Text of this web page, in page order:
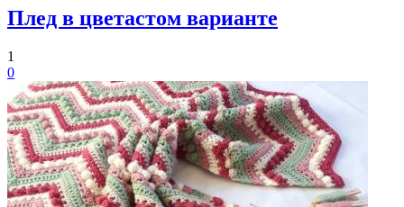
Плед в цветастом варианте
1
0